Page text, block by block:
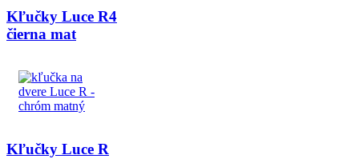
Kľučky Luce R4
čierna mat
Kľučky Luce R